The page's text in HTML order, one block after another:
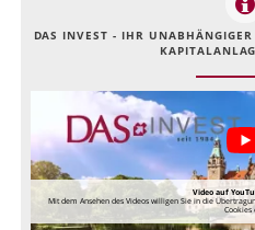
DAS INVEST - IHR
Video auf
Mit dem Ansehen des Videos willigen Sie in die
Cookies